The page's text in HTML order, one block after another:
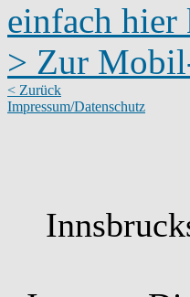
einfach
> Zur
< Zurück
Impressum/Datenschutz